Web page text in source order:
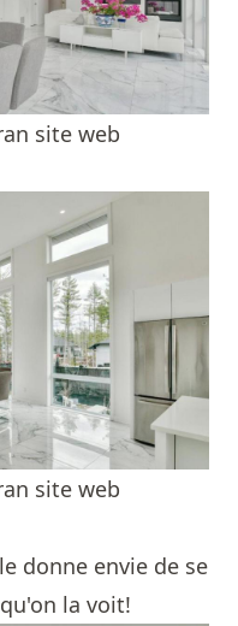
site web
site web
donne envie de se
la voit!